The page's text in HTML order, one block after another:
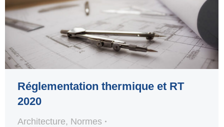
Réglementation thermique et RT
2020
Architecture, Normes